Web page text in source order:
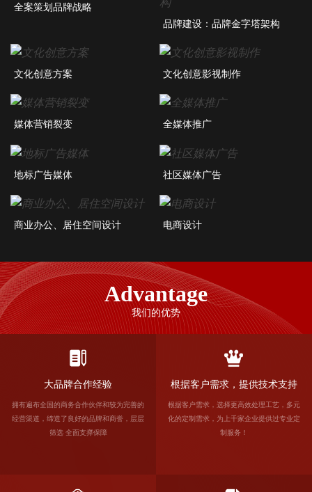
全案策划品牌战略
品牌建设：品牌金字塔架构
文化创意方案 文化创意影视制作
媒体营销裂变 全媒体推广
地标广告媒体 社区媒体广告
商业办公、居住空间设计 电商设计
Advantage
我们的优势
大品牌合作经验
拥有遍布全国的商务合作伙伴和较为完善的
经营渠道，缔造了良好的品牌和商誉，层层
筛选 全面支撑保障
根据客户需求，提供技术支持
根据客户需求，选择更高效处理工艺，多元
化的定制需求，为上千家企业提供过专业定
制服务！